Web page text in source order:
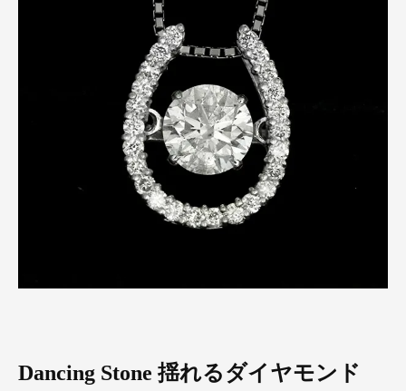
Dancing Stone 揺れるダイヤモンド